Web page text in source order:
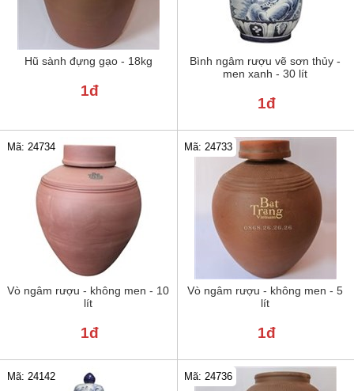
Hũ sành đựng gạo - 18kg
1đ
Bình ngâm rượu vẽ sơn thủy -
men xanh - 30 lít
1đ
Vò ngâm rượu - không men - 10
lít
Mã: 24734
1đ
Vò ngâm rượu - không men - 5
lít
Mã: 24733
1đ
Mã: 24142 Mã: 24736